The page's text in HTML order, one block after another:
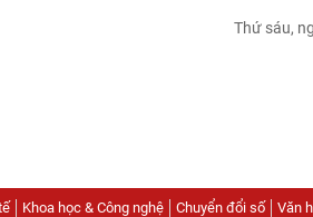
Thứ sáu,
Khoa học & Công nghệ Chuyển đổi số Văn